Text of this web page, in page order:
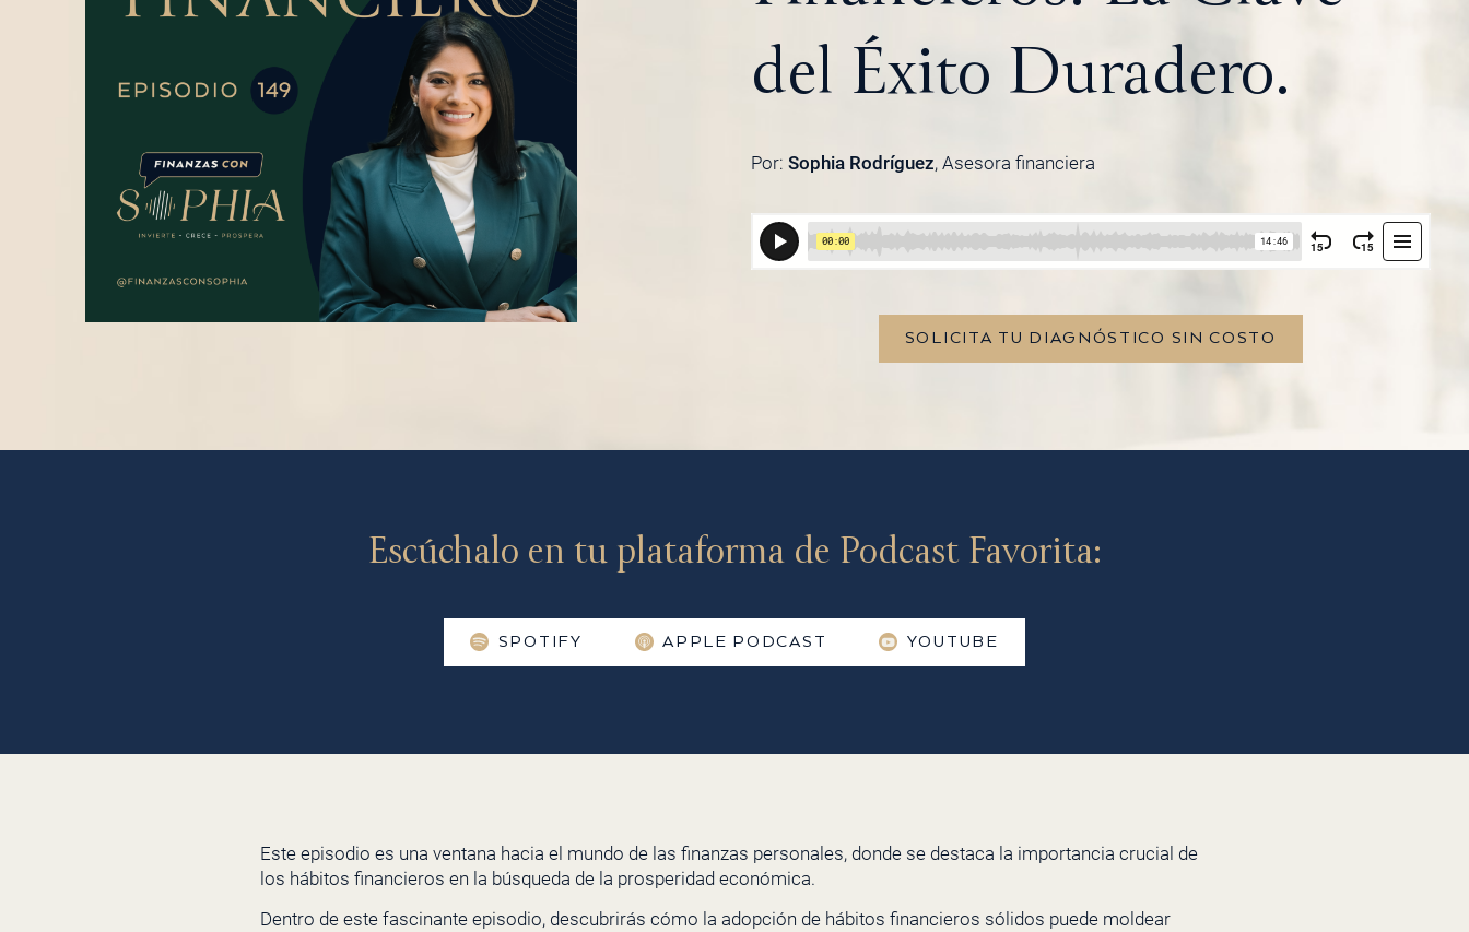
del Éxito Duradero.
Por: Sophia Rodríguez, Asesora financiera
SOLICITA TU DIAGNÓSTICO SIN COSTO
Escúchalo en tu plataforma de Podcast Favorita:
SPOTIFY APPLE PODCAST YOUTUBE
Este episodio es una ventana hacia el mundo de las finanzas personales, donde se destaca la importancia crucial de
los hábitos financieros en la búsqueda de la prosperidad económica.
Dentro de este fascinante episodio, descubrirás cómo la adopción de hábitos financieros sólidos puede moldear